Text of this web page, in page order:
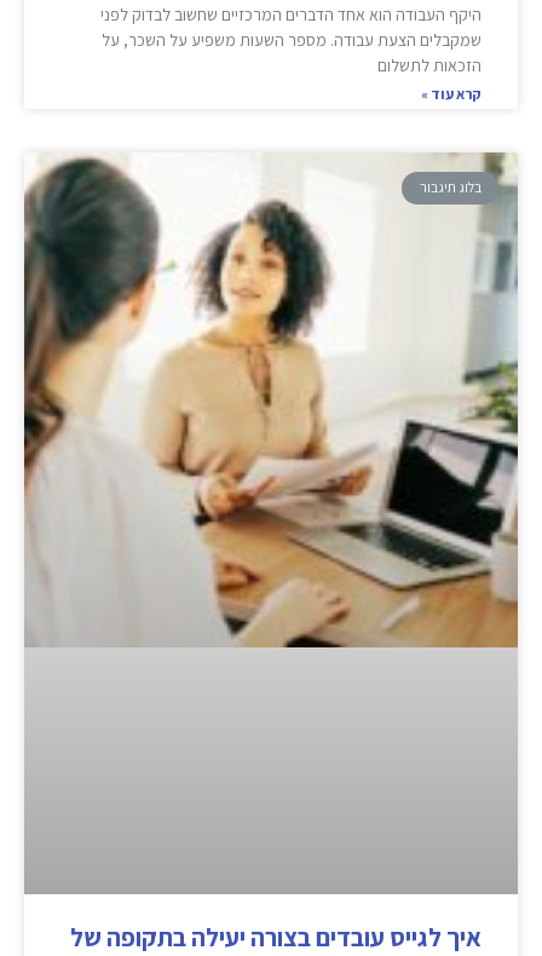
היקף העבודה הוא אחד הדברים המרכזיים שחשוב לבדוק לפני
שמקבלים הצעת עבודה. מספר השעות משפיע על השכר, על
הזכאות לתשלום
קרא עוד »
בלוג תיגבור
איך לגייס עובדים בצורה יעילה בתקופה של